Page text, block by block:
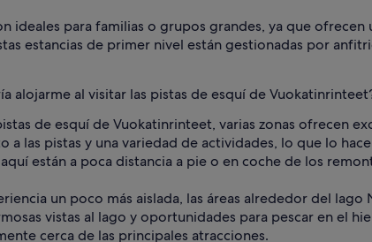
ideales para familias o grupos grandes, ya que
estancias de primer nivel están gestionadas por
alojarme al visitar las pistas de esquí de
de esquí de Vuokatinrinteet, varias zonas ofrecen
a las pistas y una variedad de actividades, lo que lo
están a poca distancia a pie o en coche de los
un poco más aislada, las áreas alrededor del
vistas al lago y oportunidades para pescar en el
cerca de las principales atracciones.